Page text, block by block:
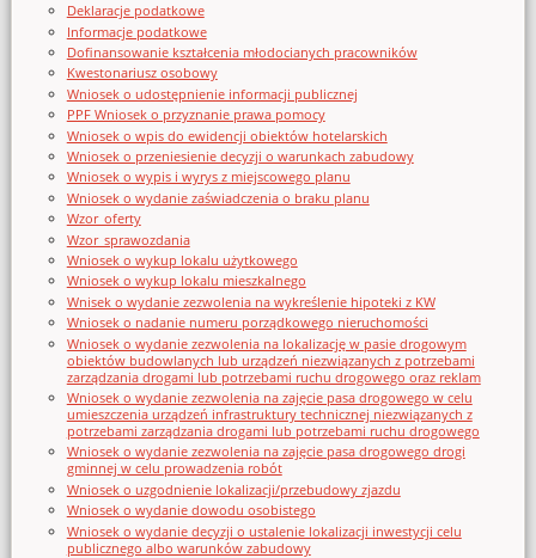
Deklaracje podatkowe
Informacje podatkowe
Dofinansowanie kształcenia młodocianych pracowników
Kwestonariusz osobowy
Wniosek o udostępnienie informacji publicznej
PPF Wniosek o przyznanie prawa pomocy
Wniosek o wpis do ewidencji obiektów hotelarskich
Wniosek o przeniesienie decyzji o warunkach zabudowy
Wniosek o wypis i wyrys z miejscowego planu
Wniosek o wydanie zaświadczenia o braku planu
Wzor_oferty
Wzor_sprawozdania
Wniosek o wykup lokalu użytkowego
Wniosek o wykup lokalu mieszkalnego
Wnisek o wydanie zezwolenia na wykreślenie hipoteki z KW
Wniosek o nadanie numeru porządkowego nieruchomości
Wniosek o wydanie zezwolenia na lokalizację w pasie drogowym
obiektów budowlanych lub urządzeń niezwiązanych z potrzebami
zarządzania drogami lub potrzebami ruchu drogowego oraz reklam
Wniosek o wydanie zezwolenia na zajęcie pasa drogowego w celu
umieszczenia urządzeń infrastruktury technicznej niezwiązanych z
potrzebami zarządzania drogami lub potrzebami ruchu drogowego
Wniosek o wydanie zezwolenia na zajęcie pasa drogowego drogi
gminnej w celu prowadzenia robót
Wniosek o uzgodnienie lokalizacji/przebudowy zjazdu
Wniosek o wydanie dowodu osobistego
Wniosek o wydanie decyzji o ustalenie lokalizacji inwestycji celu
publicznego albo warunków zabudowy